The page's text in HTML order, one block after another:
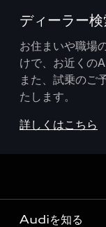
ディーラー検
お住まいや職場
けで、お近くの
また、試乗のご
たします。
詳しくはこちら
Audiを知る